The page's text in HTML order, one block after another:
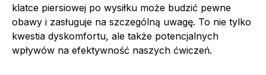
klatce piersiowej po wysiłku może budzić pewne
obawy i zasługuje na szczególną uwagę. To nie tylko
kwestia dyskomfortu, ale także potencjalnych
wpływów na efektywność naszych ćwiczeń.